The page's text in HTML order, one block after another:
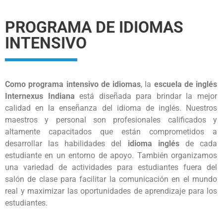
PROGRAMA DE IDIOMAS
INTENSIVO
Como programa intensivo de idiomas, la escuela de inglés
Internexus Indiana está diseñada para brindar la mejor
calidad en la enseñanza del idioma de inglés. Nuestros
maestros y personal son profesionales calificados y
altamente capacitados que están comprometidos a
desarrollar las habilidades del idioma inglésde cada
estudiante en un entorno de apoyo. También organizamos
una variedad de actividades para estudiantes fuera del
salón de clase para facilitar la comunicación en el mundo
real y maximizar las oportunidades de aprendizaje para los
estudiantes.